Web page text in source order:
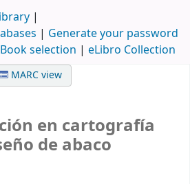
| Generate your password
selection | eLibro Collection
MARC view
en cartografía
de abaco